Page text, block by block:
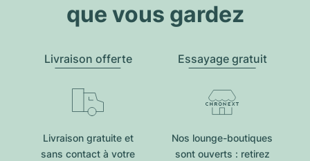
que vous gardez
Livraison offerte
Livraison gratuite et
sans contact à votre
Essayage gratuit
Nos lounge-boutiques
sont ouverts : retirez